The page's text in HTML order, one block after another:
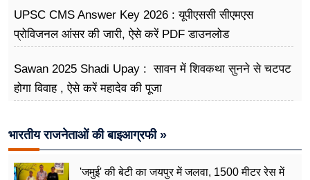
UPSC CMS Answer Key 2026 : यूपीएससी सीएमएस
प्रोविजनल आंसर की जारी, ऐसे करें PDF डाउनलोड
Sawan 2025 Shadi Upay : सावन में शिवकथा सुनने से चटपट
होगा विवाह , ऐसे करें महादेव की पूजा
भारतीय राजनेताओं की बाइआग्रफी »
'जमुई' की बेटी का जयपुर में जलवा, 1500 मीटर रेस में